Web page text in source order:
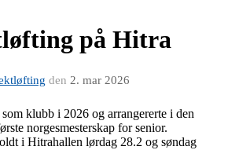
på Hitra
den 2. mar 2026
klubb i 2026 og arrangererte i den
norgesmesterskap for senior.
i Hitrahallen lørdag 28.2 og søndag